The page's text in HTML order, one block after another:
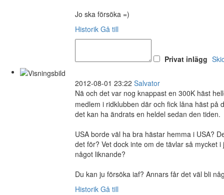
Jo ska försöka =)
Historik Gå till
Privat inlägg
2012-08-01 23:22 Salvator
Nä och det var nog knappast en 300K häst
medlem i ridklubben där och fick låna häst på
det kan ha ändrats en heldel sedan den tiden.
USA borde väl ha bra hästar hemma i USA?
det för? Vet dock inte om de tävlar så mycket
något liknande?
Du kan ju försöka iaf? Annars får det väl bli
Historik Gå till